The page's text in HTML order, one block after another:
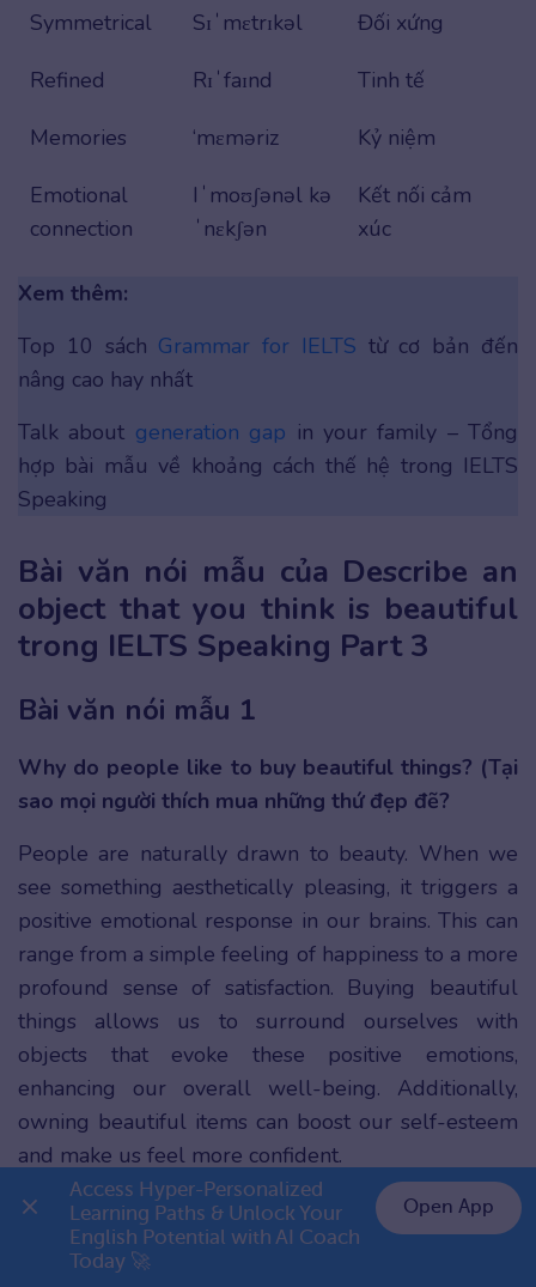
Symmetrical
Sɪˈmɛtrɪkəl
Đối xứng
Refined
Rɪˈfaɪnd
Tinh tế
Memories
‘mɛməriz
Kỷ niệm
Emotional
connection
Iˈmoʊʃənəl kə
ˈnɛkʃən
Kết nối cảm
xúc
Xem thêm:
Top 10 sách Grammar for IELTS từ cơ bản đến
nâng cao hay nhất
Talk about generation gap in your family – Tổng
hợp bài mẫu về khoảng cách thế hệ trong IELTS
Speaking
Bài văn nói mẫu của Describe an
object that you think is beautiful
trong IELTS Speaking Part 3
Bài văn nói mẫu 1
Why do people like to buy beautiful things? (Tại
sao mọi người thích mua những thứ đẹp đẽ?
People are naturally drawn to beauty. When we
see something aesthetically pleasing, it triggers a
positive emotional response in our brains. This can
range from a simple feeling of happiness to a more
profound sense of satisfaction. Buying beautiful
things allows us to surround ourselves with
objects that evoke these positive emotions,
enhancing our overall well-being. Additionally,
owning beautiful items can boost our self-esteem
and make us feel more confident.
👉 Premium 1 năm chỉ 799K
Access Hyper-Personalized
Learning Paths & Unlock Your
English Potential with AI Coach
Today 🚀
Open App